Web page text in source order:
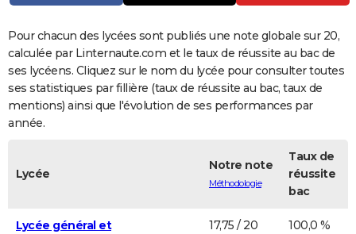
COPAINS D'AVANT
S'inscrire
Se connecter
Lycées
Collèges
Primaires
Universités
Entreprises
Service militaire
Avis de recherche
AVIS DE DÉCÈS
FORUM
Bricolage
Lifestyle
Culture
Sport
Auto
Television
Voyage
Cinema
Pour chacun des lycées sont publiés une note globale sur 20,
calculée par Linternaute.com et le taux de réussite au bac de
ses lycéens. Cliquez sur le nom du lycée pour consulter toutes
ses statistiques par fillière (taux de réussite au bac, taux de
mentions) ainsi que l'évolution de ses performances par
année.
Lycée
Notre note
Méthodologie
Taux de
réussite
bac
Lycée général et
17,75 / 20 100,0 %